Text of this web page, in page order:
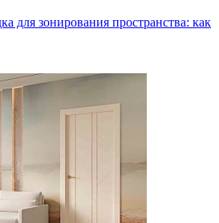
для зонирования пространства: как